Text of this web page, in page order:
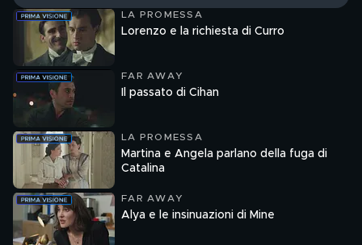
LA PROMESSA
Lorenzo e la richiesta di Curro
FAR AWAY
Il passato di Cihan
LA PROMESSA
Martina e Angela parlano della fuga di
Catalina
FAR AWAY
Alya e le insinuazioni di Mine